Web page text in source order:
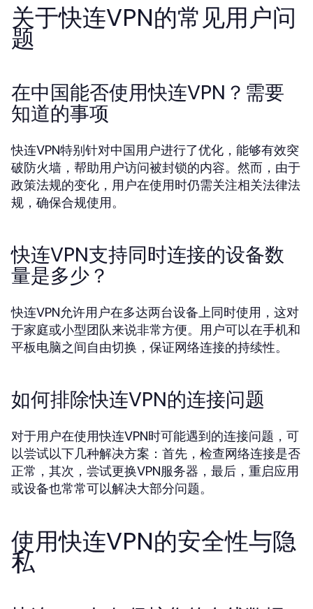
关于快连VPN的常见用户问
题
在中国能否使用快连VPN？需要
知道的事项
快连VPN特别针对中国用户进行了优化，能够有效突
破防火墙，帮助用户访问被封锁的内容。然而，由于
政策法规的变化，用户在使用时仍需关注相关法律法
规，确保合规使用。
快连VPN支持同时连接的设备数
量是多少？
快连VPN允许用户在多达两台设备上同时使用，这对
于家庭或小型团队来说非常方便。用户可以在手机和
平板电脑之间自由切换，保证网络连接的持续性。
如何排除快连VPN的连接问题
对于用户在使用快连VPN时可能遇到的连接问题，可
以尝试以下几种解决方案：首先，检查网络连接是否
正常，其次，尝试更换VPN服务器，最后，重启应用
或设备也常常可以解决大部分问题。
使用快连VPN的安全性与隐
私